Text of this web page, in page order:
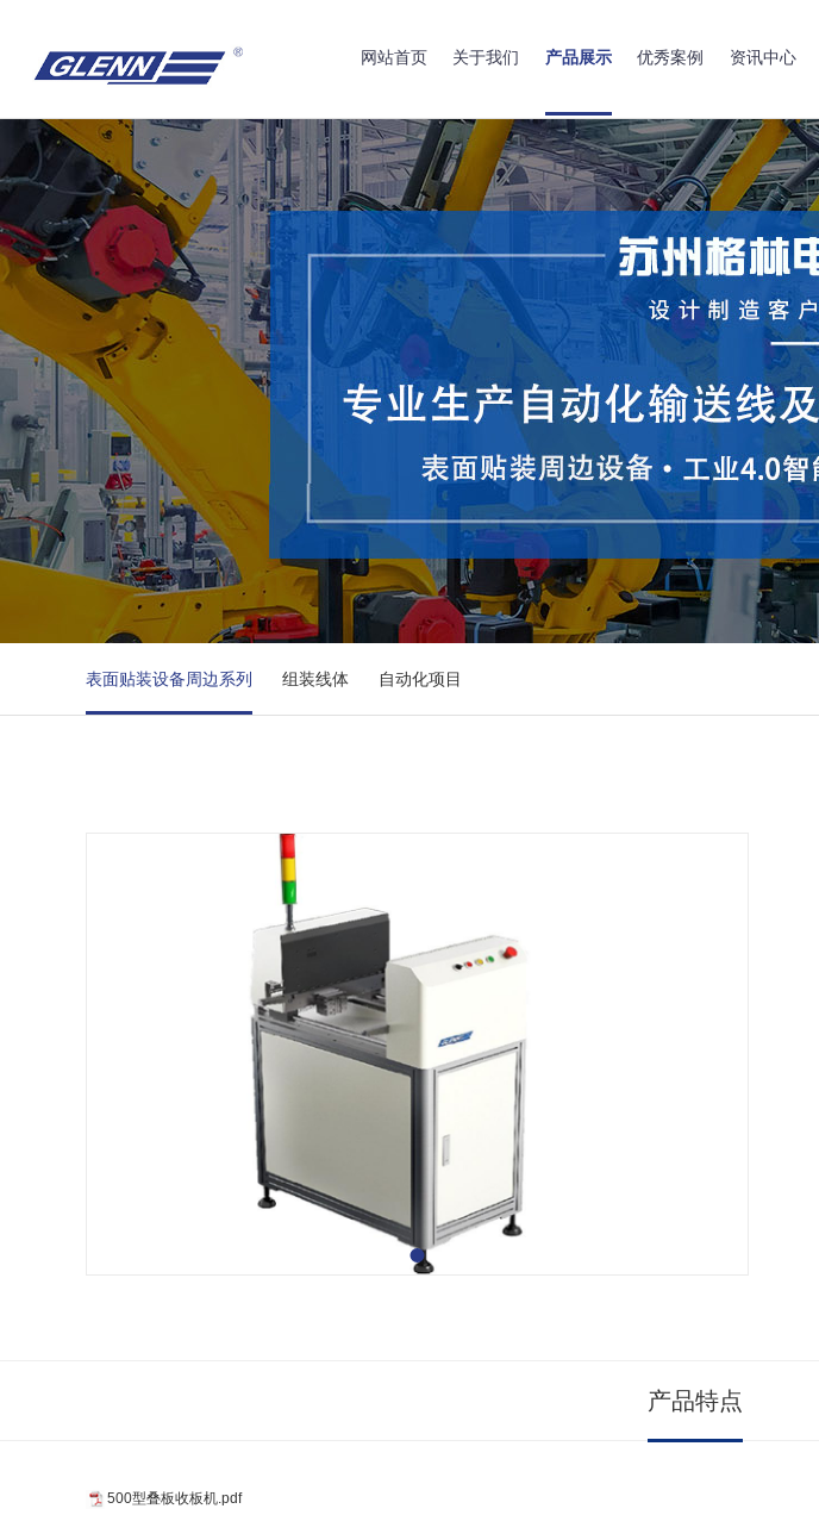
网站首页 关于我们 产品展示 优秀案例 资讯中心
表面贴装设备周边系列 组装线体 自动化项目
产品特点
500型叠板收板机.pdf